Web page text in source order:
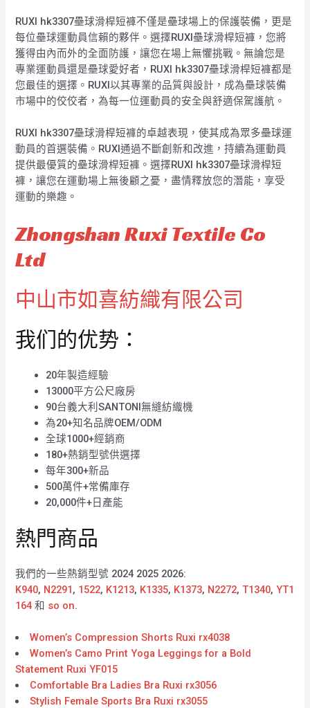
RUXI hk3307壘球滑桿短褲不僅是壘球場上的保護裝備，更是
每位壘球運動員信賴的夥伴。選擇RUXI壘球滑桿短褲，您將
獲得由內而外的全面防護，讓您在場上無懼挑戰。無論您是
專業運動員還是壘球愛好者，RUXI hk3307壘球滑桿短褲都是
您最佳的選擇。RUXI以其專業的品質與設計，成為壘球裝備
市場中的佼佼者，為每一位運動員的安全與舒適保駕護航。
RUXI hk3307壘球滑桿短褲的卓越表現，使其成為眾多壘球運
動員的首選裝備。RUXI通過不斷創新和改進，持續為運動員
提供最優質的壘球滑桿短褲。選擇RUXI hk3307壘球滑桿短
褲，讓您在運動場上無後顧之憂，盡情釋放您的潛能，享受
運動的樂趣。
Zhongshan Ruxi Textile Co
Ltd
中山市如喜紡織有限公司
我们的优势：
20年製造經驗
13000平方公尺廠房
90台義大利SANTONI無縫紡織機
為20+知名品牌OEM/ODM
全球1000+經銷商
180+熱銷型號供選擇
每年300+新品
500萬件+常備庫存
20,000件+日產能
熱門商品
我們的一些熱銷型號 2024 2025 2026:
K940, N2291, 1522, K1213, K1335, K1373, N2272,T1340,YT1
164 和 so on.
Women’s Compression Shorts Ruxi rx4038
Women’s Camo Print Yoga Leggings for a Bold
Statement Ruxi YF015
Comfortable Bra Ladies Bra Ruxi rx3056
Stylish Female Sports Bra Ruxi rx3055